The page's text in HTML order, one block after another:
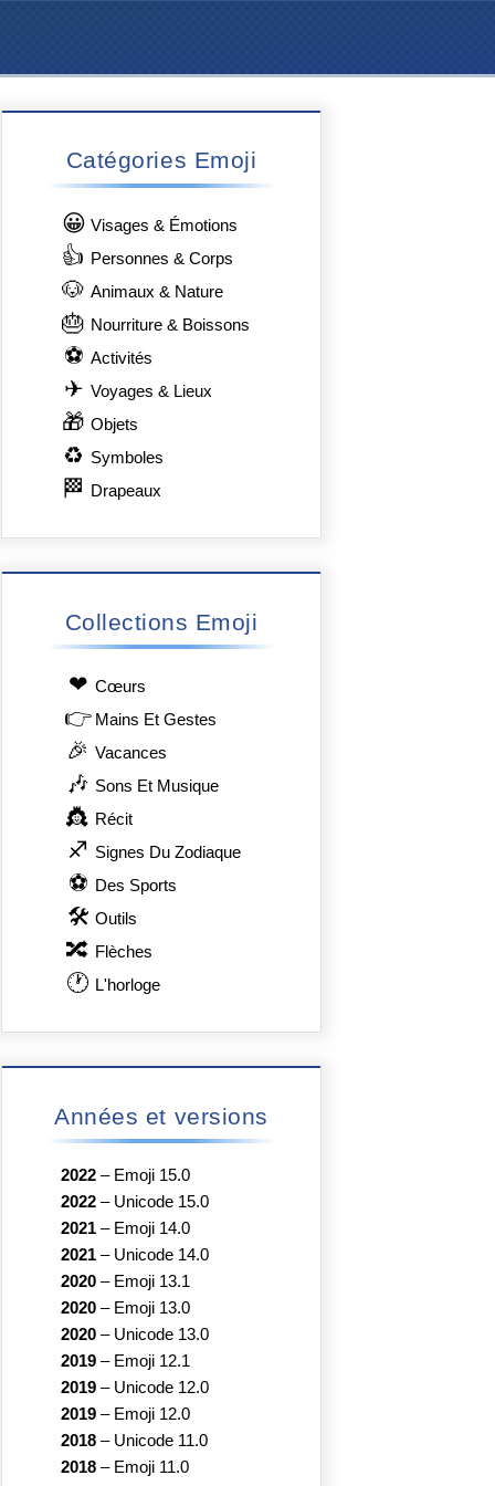
Catégories Emoji
😀 Visages & Émotions
👍 Personnes & Corps
🐶 Animaux & Nature
🎂 Nourriture & Boissons
⚽ Activités
✈ Voyages & Lieux
🎁 Objets
♻ Symboles
🏁 Drapeaux
Collections Emoji
❤ Сœurs
👉 Mains Et Gestes
🎉 Vacances
🎶 Sons Et Musique
👸 Récit
♐ Signes Du Zodiaque
⚽ Des Sports
🛠 Outils
🔀 Flèches
🕐 L'horloge
Années et versions
2022 – Emoji 15.0
2022 – Unicode 15.0
2021 – Emoji 14.0
2021 – Unicode 14.0
2020 – Emoji 13.1
2020 – Emoji 13.0
2020 – Unicode 13.0
2019 – Emoji 12.1
2019 – Unicode 12.0
2019 – Emoji 12.0
2018 – Unicode 11.0
2018 – Emoji 11.0